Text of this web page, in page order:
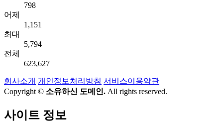
798
어제
1,151
최대
5,794
전체
623,627
회사소개 개인정보처리방침 서비스이용약관
Copyright © 소유하신 도메인. All rights reserved.
사이트 정보